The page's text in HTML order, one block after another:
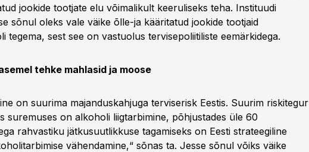
jookide tootjate elu võimalikult keeruliseks teha. Instituudi
sõnul oleks vale väike õlle-ja kääritatud jookide tootjaid
tegema, sest see on vastuolus tervisepoliitiliste eemärkidega.
tehke mahlasid ja moose
on suurima majanduskahjuga terviserisk Eestis. Suurim riskitegur
suremuses on alkoholi liigtarbimine, põhjustades üle 60
rahvastiku jätkusuutlikkuse tagamiseks on Eesti strateegiline
vähendamine,“ sõnas ta. Jesse sõnul võiks väike